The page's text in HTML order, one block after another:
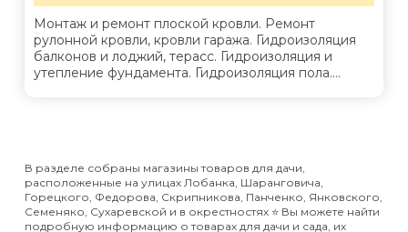
Монтаж и ремонт плоской кровли. Ремонт
рулонной кровли, кровли гаража. Гидроизоляция
балконов и лоджий, терасс. Гидроизоляция и
утепление фундамента. Гидроизоляция пола....
В разделе собраны магазины товаров для дачи,
расположенные на улицах Лобанка, Шаранговича,
Горецкого, Федорова, Скрипникова, Панченко, Янковского,
Семеняко, Сухаревской и в окрестностях ⭐️ Вы можете найти
подробную информацию о товарах для дачи и сада, их